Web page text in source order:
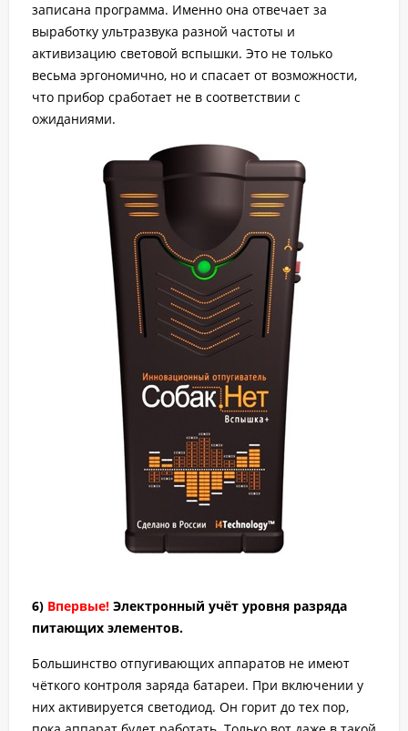
записана программа. Именно она отвечает за
выработку ультразвука разной частоты и
активизацию световой вспышки. Это не только
весьма эргономично, но и спасает от возможности,
что прибор сработает не в соответствии с
ожиданиями.
6) Впервые! Электронный учёт уровня разряда
питающих элементов.
Большинство отпугивающих аппаратов не имеют
чёткого контроля заряда батареи. При включении у
них активируется светодиод. Он горит до тех пор,